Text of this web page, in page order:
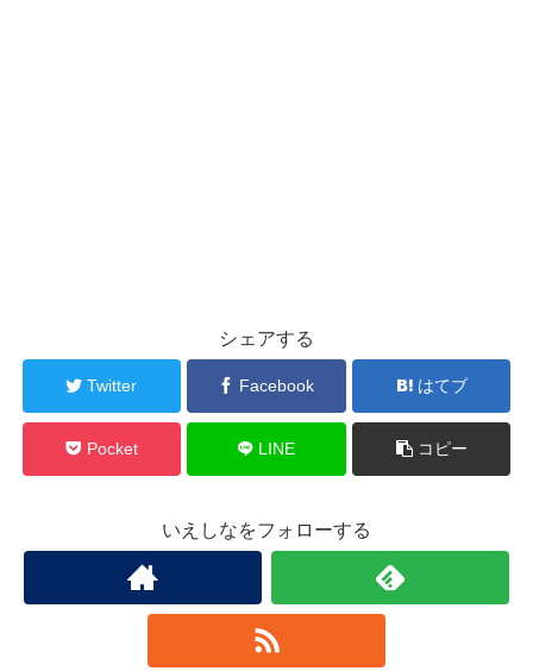
シェアする
Twitter Facebook はてブ
Pocket LINE コピー
いえしなをフォローする